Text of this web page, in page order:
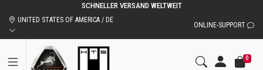
SCHNELLER VERSAND WELTWEIT
UNITED STATES OF AMERICA / DE
ONLINE-SUPPORT
0